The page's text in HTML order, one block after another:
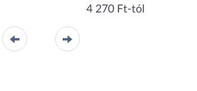
4 270 Ft-tól